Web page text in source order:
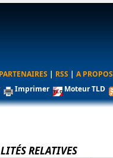
PARTENAIRES | RSS | A PROPOS
Imprimer Moteur TLD
RELATIVES